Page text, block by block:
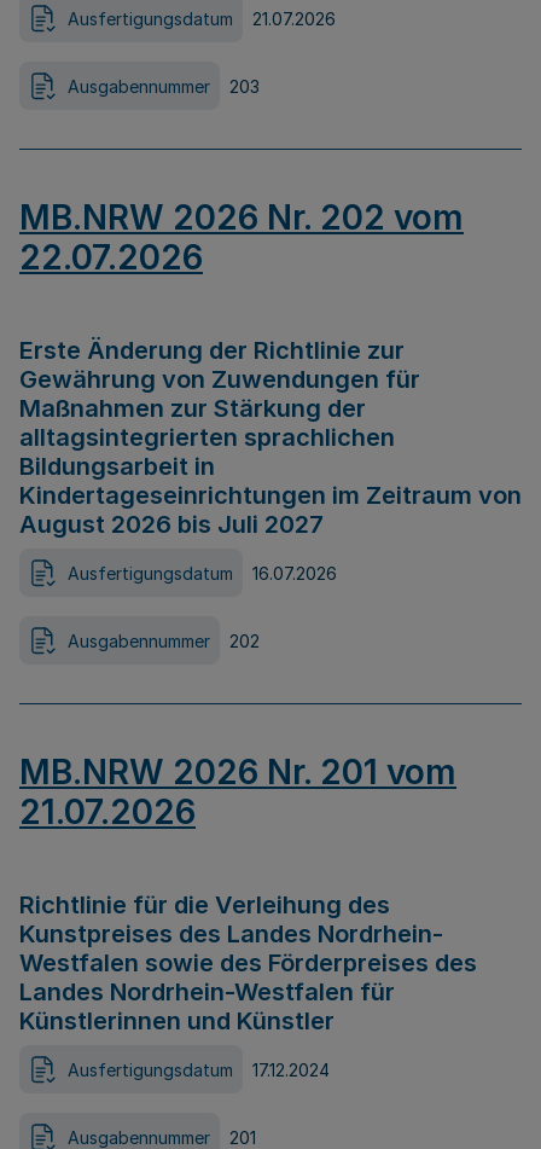
Ausfertigungsdatum 21.07.2026
Ausgabennummer 203
MB.NRW 2026 Nr. 202 vom
22.07.2026
Erste Änderung der Richtlinie zur
Gewährung von Zuwendungen für
Maßnahmen zur Stärkung der
alltagsintegrierten sprachlichen
Bildungsarbeit in
Kindertageseinrichtungen im Zeitraum von
August 2026 bis Juli 2027
Ausfertigungsdatum 16.07.2026
Ausgabennummer 202
MB.NRW 2026 Nr. 201 vom
21.07.2026
Richtlinie für die Verleihung des
Kunstpreises des Landes Nordrhein-
Westfalen sowie des Förderpreises des
Landes Nordrhein-Westfalen für
Künstlerinnen und Künstler
Ausfertigungsdatum 17.12.2024
Ausgabennummer 201